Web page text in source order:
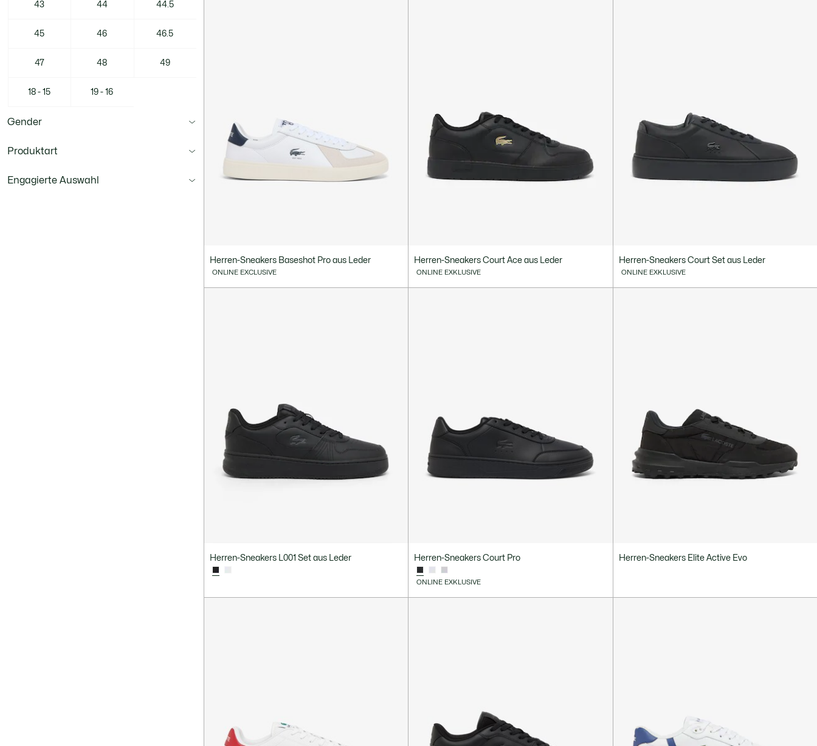
43 44 44.5
45 46 46.5
47 48 49
18 - 15 19 - 16
Gender
Produktart
Engagierte Auswahl
Herren-Sneakers Baseshot Pro aus Leder
ONLINE EXCLUSIVE
Herren-Sneakers Court Ace aus Leder
ONLINE EXKLUSIVE
Herren-Sneakers Court Set aus Leder
ONLINE EXKLUSIVE
Herren-Sneakers L001 Set aus Leder Herren-Sneakers Court Pro
ONLINE EXKLUSIVE
Herren-Sneakers Elite Active Evo